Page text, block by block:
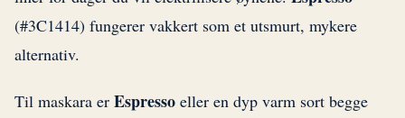
(#3C1414) fungerer vakkert som et utsmurt, mykere
alternativ.
Til maskara er Espresso eller en dyp varm sort begge